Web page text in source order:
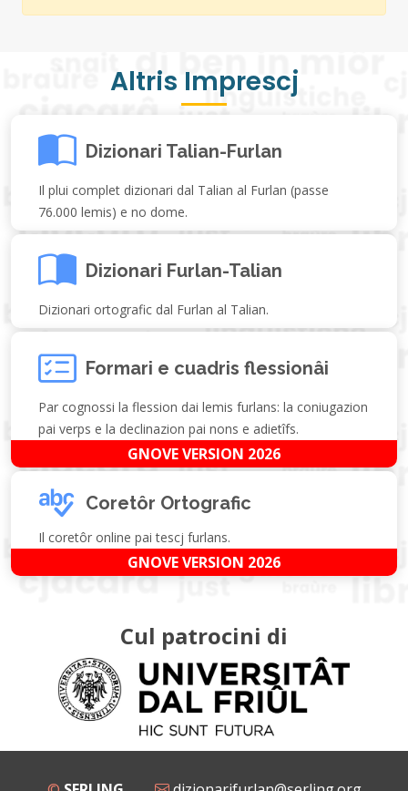
Altris Imprescj
Dizionari Talian-Furlan
Il plui complet dizionari dal Talian al Furlan (passe
76.000 lemis) e no dome.
Dizionari Furlan-Talian
Dizionari ortografic dal Furlan al Talian.
Formari e cuadris flessionâi
Par cognossi la flession dai lemis furlans: la coniugazion
pai verps e la declinazion pai nons e adietîfs.
GNOVE VERSION 2026
Coretôr Ortografic
Il coretôr online pai tescj furlans.
GNOVE VERSION 2026
Cul patrocini di